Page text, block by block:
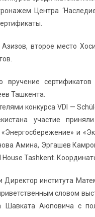
Центра
второе место
вручение
Ташкента.
конкурса VDI —
участие
и
Амина, Эргашев
Tashkent.
Директор института
словом
Шавката Аюповича с